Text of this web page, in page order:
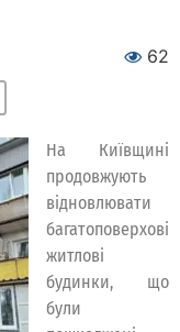
62
На Київщині
продовжують
відновлювати
багатоповерхові
житлові
будинки, що
були